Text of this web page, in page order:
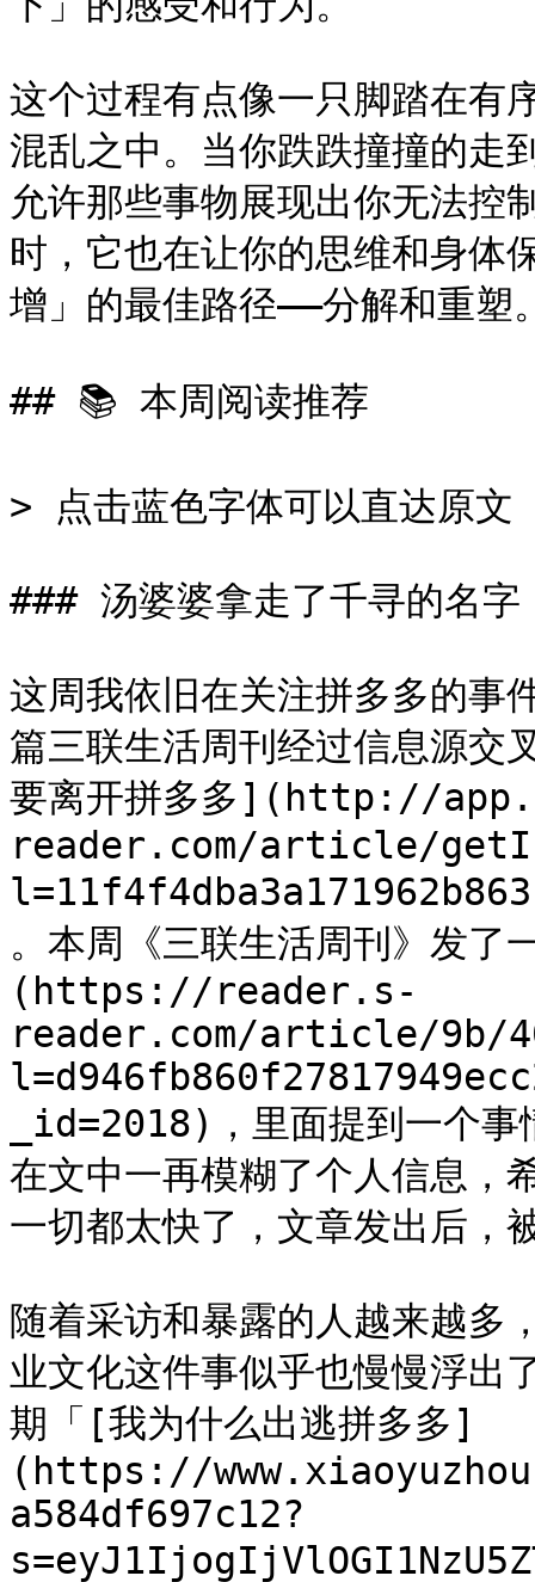
这个过程有点像一只脚踏在有
混乱之中。当你跌跌撞撞的走
允许那些事物展现出你无法控
时，它也在让你的思维和身体
增」的最佳路径——分解和重
## 📚 本周阅读推荐
> 点击蓝色字体可以直达原文
### 汤婆婆拿走了千寻的名字
这周我依旧在关注拼多多的
篇三联生活周刊经过信息源交
要离开拼多多](http://
reader.com/article/
。本周《三联生活周刊》发
(https://reader.s-
reader.com/article/9b/
_id=2018)，里面提到一个事
在文中一再模糊了个人信息，
一切都太快了，文章发出后，
随着采访和暴露的人越来越多
业文化这件事似乎也慢慢浮出
期「[我为什么出逃拼多多]
(https://
a584df697c12?